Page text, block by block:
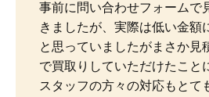
事前に問い合わせフォームで
きましたが、実際は低い金額
と思っていましたがまさか見
で買取りしていただけたこと
スタッフの方々の対応もとて